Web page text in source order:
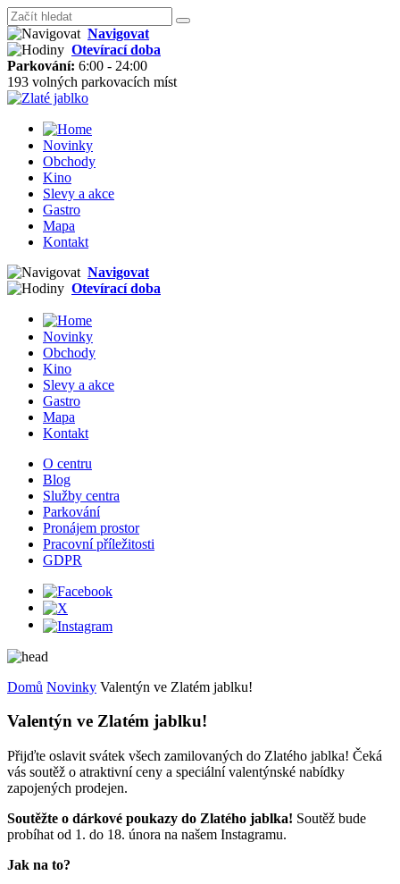
Navigovat
Otevírací doba
Parkování: 6:00 - 24:00
193 volných parkovacích míst
Novinky
Obchody
Kino
Slevy a akce
Gastro
Mapa
Kontakt
Navigovat
Otevírací doba
Novinky
Obchody
Kino
Slevy a akce
Gastro
Mapa
Kontakt
O centru
Blog
Služby centra
Parkování
Pronájem prostor
Pracovní příležitosti
GDPR
Domů Novinky Valentýn ve Zlatém jablku!
Valentýn ve Zlatém jablku!
Přijďte oslavit svátek všech zamilovaných do Zlatého jablka! Čeká
vás soutěž o atraktivní ceny a speciální valentýnské nabídky
zapojených prodejen.
Soutěžte o dárkové poukazy do Zlatého jablka! Soutěž bude
probíhat od 1. do 18. února na našem Instagramu.
Jak na to?